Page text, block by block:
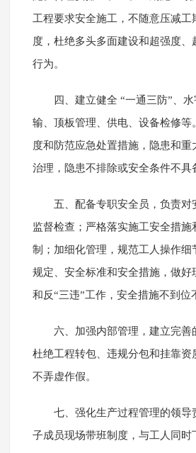
工程要求安全施工，不随意压减工
度，杜绝多头多面建设和超强度、
行为。
四、建立健全 “一通三防”、
输、顶板管理、供电、设备检修等
度和防范应急处置措施，隐患和重
治理，隐患不排除或安全条件不具
五、配备专职安全员，负责对
监督检查；严格落实施工安全措施
制；加细化管理，规范工人操作细
规定、安全标准和安全措施，做好
和反“三违”工作，安全措施不到位
六、加强内部管理，建立完善
杜绝工程转包、违规分包和挂靠资
不弄虚作假。
七、强化生产过程管理的领导
子成员现场带班制度，与工人同时